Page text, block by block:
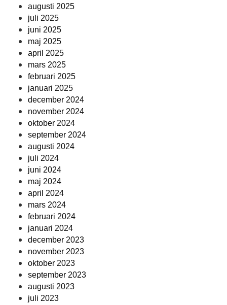
augusti 2025
juli 2025
juni 2025
maj 2025
april 2025
mars 2025
februari 2025
januari 2025
december 2024
november 2024
oktober 2024
september 2024
augusti 2024
juli 2024
juni 2024
maj 2024
april 2024
mars 2024
februari 2024
januari 2024
december 2023
november 2023
oktober 2023
september 2023
augusti 2023
juli 2023